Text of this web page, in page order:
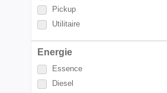
Pickup
Utilitaire
Energie
Essence
Diesel